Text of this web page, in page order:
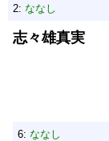
2: ななし
志々雄真実
6: ななし